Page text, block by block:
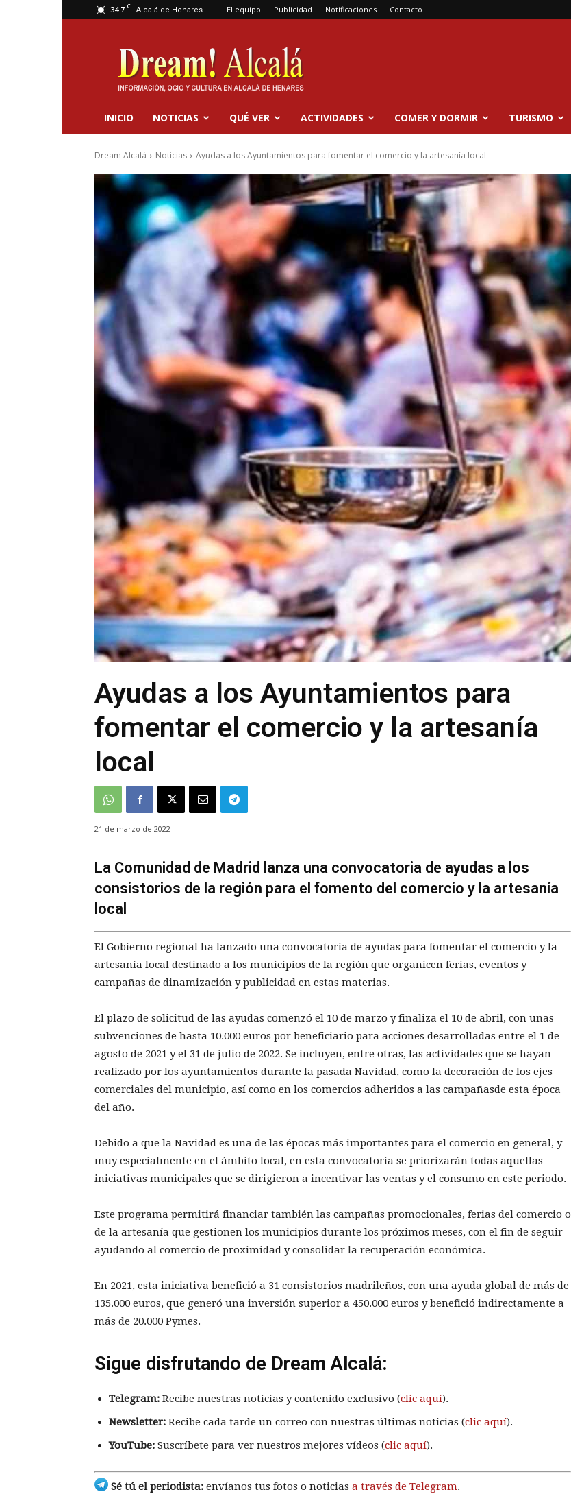
34.7 C Alcalá de Henares El equipo Publicidad Notificaciones Contacto
Dream
Alcalá
INICIO NOTICIAS QUÉ VER ACTIVIDADES COMER Y DORMIR TURISMO
Dream Alcalá Noticias Ayudas a los Ayuntamientos para fomentar el comercio y la artesanía local
Ayudas a los Ayuntamientos para
fomentar el comercio y la artesanía
local
21 de marzo de 2022
La Comunidad de Madrid lanza una convocatoria de ayudas a los
consistorios de la región para el fomento del comercio y la artesanía
local
El Gobierno regional ha lanzado una convocatoria de ayudas para fomentar el comercio y la
artesanía local destinado a los municipios de la región que organicen ferias, eventos y
campañas de dinamización y publicidad en estas materias.
El plazo de solicitud de las ayudas comenzó el 10 de marzo y finaliza el 10 de abril, con unas
subvenciones de hasta 10.000 euros por beneficiario para acciones desarrolladas entre el 1 de
agosto de 2021 y el 31 de julio de 2022. Se incluyen, entre otras, las actividades que se hayan
realizado por los ayuntamientos durante la pasada Navidad, como la decoración de los ejes
comerciales del municipio, así como en los comercios adheridos a las campañasde esta época
del año.
Debido a que la Navidad es una de las épocas más importantes para el comercio en general, y
muy especialmente en el ámbito local, en esta convocatoria se priorizarán todas aquellas
iniciativas municipales que se dirigieron a incentivar las ventas y el consumo en este periodo.
Este programa permitirá financiar también las campañas promocionales, ferias del comercio o
de la artesanía que gestionen los municipios durante los próximos meses, con el fin de seguir
ayudando al comercio de proximidad y consolidar la recuperación económica.
En 2021, esta iniciativa benefició a 31 consistorios madrileños, con una ayuda global de más de
135.000 euros, que generó una inversión superior a 450.000 euros y benefició indirectamente a
más de 20.000 Pymes.
Sigue disfrutando de Dream Alcalá:
Telegram: Recibe nuestras noticias y contenido exclusivo (clic aquí).
Newsletter: Recibe cada tarde un correo con nuestras últimas noticias (clic aquí).
YouTube: Suscríbete para ver nuestros mejores vídeos (clic aquí).
Sé tú el periodista: envíanos tus fotos o noticias a través de Telegram.